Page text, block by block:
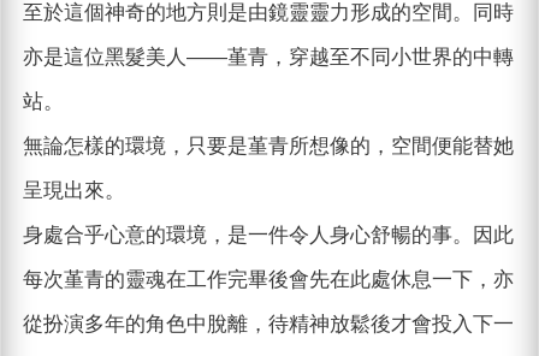
至於這個神奇的地方則是由鏡靈靈力形成的空間。同時
亦是這位黑髮美人——堇青，穿越至不同小世界的中轉
站。
無論怎樣的環境，只要是堇青所想像的，空間便能替她
呈現出來。
身處合乎心意的環境，是一件令人身心舒暢的事。因此
每次堇青的靈魂在工作完畢後會先在此處休息一下，亦
從扮演多年的角色中脫離，待精神放鬆後才會投入下一